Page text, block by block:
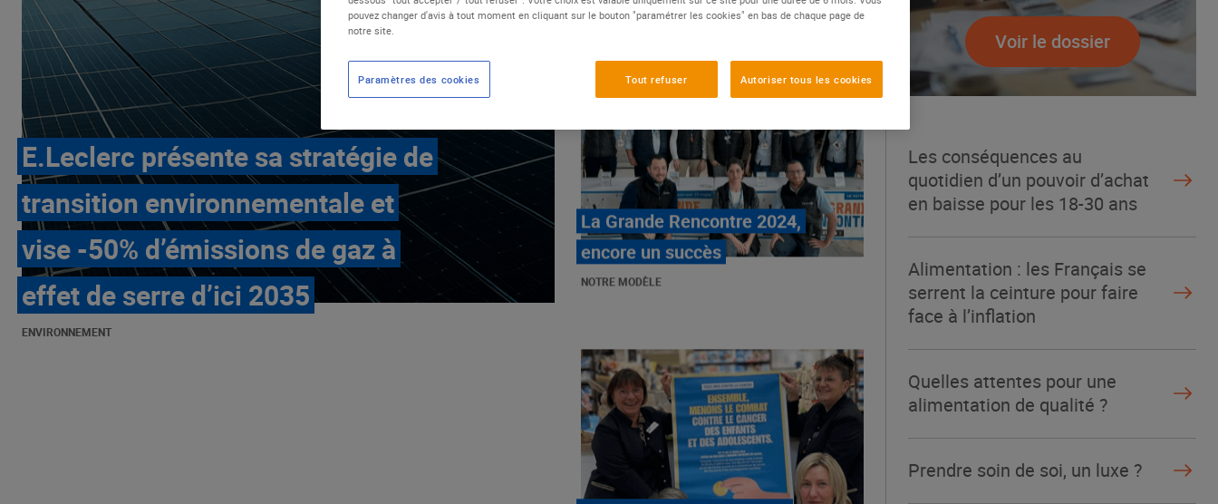
E.Leclerc présente sa stratégie de
transition environnementale et
vise -50% d’émissions de gaz à
effet de serre d’ici 2035
ENVIRONNEMENT
E.Leclerc, mobilisé contre
les cancers pédiatriques
NOTRE MODÈLE
LE MOUVEMENT
Voir le dossier
Les conséquences au
quotidien d’un pouvoir d’achat
en baisse pour les 18-30 ans
Alimentation : les Français se
serrent la ceinture pour faire
face à l’inflation
Quelles attentes pour une
alimentation de qualité ?
Prendre soin de soi, un luxe ?
pouvez changer d'avis à tout moment en cliquant sur le bouton "paramétrer les cookies" en bas de chaque page de
notre site.
Tout refuser Autoriser tous les cookies
Paramètres des cookies